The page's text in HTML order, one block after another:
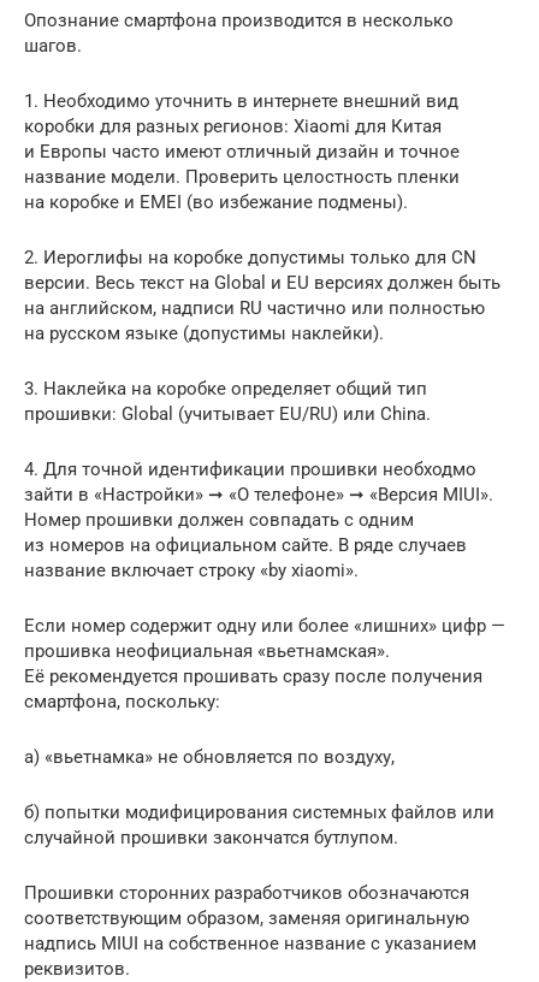
Опознание смартфона производится в несколько
шагов.
1. Необходимо уточнить в интернете внешний вид
коробки для разных регионов: Xiaomi для Китая
и Европы часто имеют отличный дизайн и точное
название модели. Проверить целостность пленки
на коробке и EMEI (во избежание подмены).
2. Иероглифы на коробке допустимы только для CN
версии. Весь текст на Global и EU версиях должен быть
на английском, надписи RU частично или полностью
на русском языке (допустимы наклейки).
3. Наклейка на коробке определяет общий тип
прошивки: Global (учитывает EU/RU) или China.
4. Для точной идентификации прошивки необходмо
зайти в «Настройки» ➞ «О телефоне» ➞ «Версия MIUI».
Номер прошивки должен совпадать с одним
из номеров на официальном сайте. В ряде случаев
название включает строку «by xiaomi».
Если номер содержит одну или более «лишних» цифр —
прошивка неофициальная «вьетнамская».
Её рекомендуется прошивать сразу после получения
смартфона, поскольку:
а) «вьетнамка» не обновляется по воздуху,
б) попытки модифицирования системных файлов или
случайной прошивки закончатся бутлупом.
Прошивки сторонних разработчиков обозначаются
соответствующим образом, заменяя оригинальную
надпись MIUI на собственное название с указанием
реквизитов.